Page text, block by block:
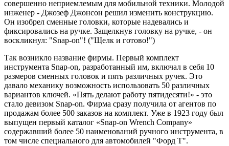
совершенно неприемлемым для мобильной техники. Молодой
инженер - Джозеф Джонсон решил изменить конструкцию.
Он изобрел сменные головки, которые надевались и
фиксировались на ручке. Защелкнув головку на ручке, - он
воскликнул: "Snap-on"! ("Щелк и готово!")
Так возникло название фирмы. Первый комплект
инструмента Snap-on, разработанный им, включал в себя 10
размеров сменных головок и пять различных ручек. Это
давало механику возможность использовать 50 различных
вариантов ключей. «Пять делают работу пятидесяти!» - это
стало девизом Snap-on. Фирма сразу получила от агентов по
продажам более 500 заказов на комплект. Уже в 1923 году был
выпущен первый каталог «Snap-on Wrench Company»
содержавший более 50 наименований ручного инструмента, в
том числе специального для автомобилей "Форд Т".